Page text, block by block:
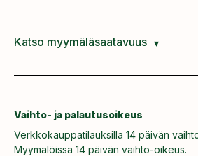
Katso myymäläsaatavuus
Vaihto- ja palautusoikeus
Verkkokauppatilauksilla 14 päivän
Myymälöissä 14 päivän vaihto-oikeus.